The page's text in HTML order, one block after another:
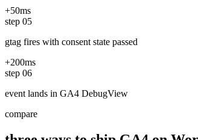
+50ms
step 05
gtag fires with consent state passed
+200ms
step 06
event lands in GA4 DebugView
compare